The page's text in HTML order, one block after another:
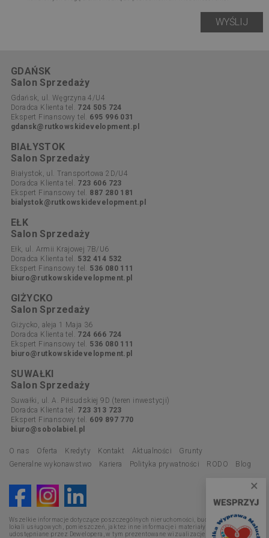
×
GDAŃSK
Salon Sprzedaży
Gdańsk, ul. Węgrzyna 4/U4
Doradca Klienta tel. 724 505 724
Ekspert Finansowy tel. 695 996 031
gdansk@rutkowskidevelopment.pl
BIAŁYSTOK
Salon Sprzedaży
Białystok, ul. Transportowa 2D/U4
Doradca Klienta tel. 723 606 723
Ekspert Finansowy tel. 887 280 181
bialystok@rutkowskidevelopment.pl
EŁK
Salon Sprzedaży
Ełk, ul. Armii Krajowej 7B/U6
Doradca Klienta tel. 532 414 532
Ekspert Finansowy tel. 536 080 111
biuro@rutkowskidevelopment.pl
GIŻYCKO
Salon Sprzedaży
Giżycko, aleja 1 Maja 36
Doradca Klienta tel. 724 666 724
Ekspert Finansowy tel. 536 080 111
biuro@rutkowskidevelopment.pl
SUWAŁKI
Salon Sprzedaży
Suwałki, ul. A. Piłsudskiej 9D (teren inwestycji)
Doradca Klienta tel. 723 313 723
Ekspert Finansowy tel. 609 897 770
biuro@sobolabiel.pl
O nas Oferta Kredyty Kontakt Aktualności
Grunty
Generalne wykonawstwo
Kariera Polityka prywatności RODO Blog
Wszelkie informacje dotyczące poszczególnych nieruchomości, budynków, mieszkań,
lokali usługowych, pomieszczeń, jak też inne informacje i materiały promocyjne
udostępniane przez Dewelopera, w tym prezentowane wizualizacje i opisy